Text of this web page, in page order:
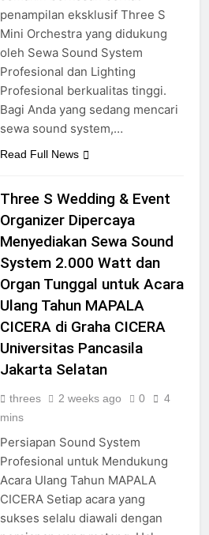
semakin berkesan berkat
penampilan eksklusif Three S
Mini Orchestra yang didukung
oleh Sewa Sound System
Profesional dan Lighting
Profesional berkualitas tinggi.
Bagi Anda yang sedang mencari
Three S Wedding & Event
Organizer Dipercaya
Menyediakan Sewa Sound
System 2.000 Watt dan
Organ Tunggal untuk Acara
Ulang Tahun MAPALA
CICERA di Graha CICERA
Universitas Pancasila
threes
Persiapan Sound System
Profesional untuk Mendukung
Acara Ulang Tahun MAPALA
CICERA Setiap acara yang
sukses selalu diawali dengan